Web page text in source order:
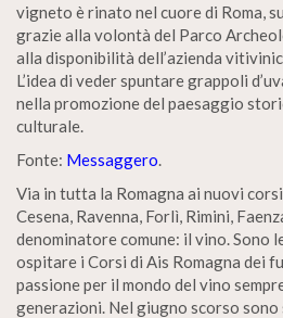
vigneto è rinato nel cuore di Roma,
grazie alla volontà del Parco
alla disponibilità dell’azienda
L’idea di veder spuntare grappoli
nella promozione del paesaggio
culturale.
Fonte: Messaggero.
Via in tutta la Romagna ai nuovi
Cesena, Ravenna, Forlì, Rimini,
denominatore comune: il vino. Sono
ospitare i Corsi di Ais Romagna dei
passione per il mondo del vino
generazioni. Nel giugno scorso